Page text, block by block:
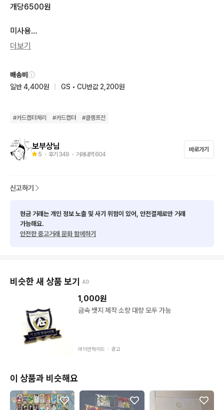
개당6500원
미사용
인증사진 드립니다
주세요
궁금한 사항이나 거래시 말씀주세요
​#클램프전
더보기
배송비
일반 4,400원
GS • CU반값 2,200원
#카드캡터체리 #카드캡터 #클램프전
보부상님
5 ・ 후기 349 ・ 거래내역 604
바로가기
신고하기
현금 거래는 개인 정보 노출 및 사기 위험이 있어, 안전결제로만 거래
가능해요.
안전한 중고거래 문화 함께하기
비슷한 새 상품 보기 AD
1,000원
금속 뱃지 제작 소량 대량 모두 가능
아이언하이드 ・ 광고
이 상품과 비슷해요